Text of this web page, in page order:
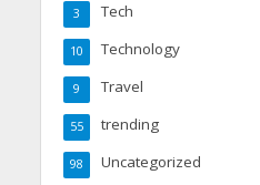
Tech
3
Technology
10
Travel
9
trending
55
Uncategorized
98